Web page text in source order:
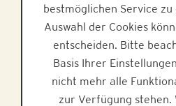
Web:www.alpinebrands.at
HILFE
bestmöglichen Service
Auswahl der Cookies
entscheiden. Bitte
Basis Ihrer
nicht mehr alle
zur Verfügung